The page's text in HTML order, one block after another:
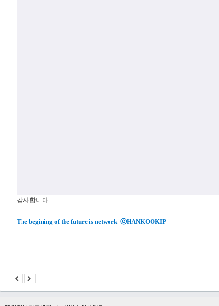
감사합니다.
The begining of the future is network ⓒHANKOOKIP